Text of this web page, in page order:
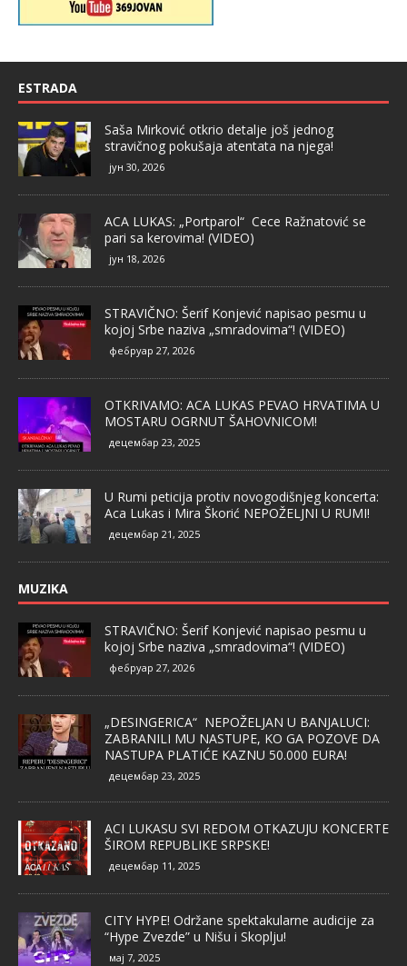
ESTRADA
Saša Mirković otkrio detalje još jednog
stravičnog pokušaja atentata na njega!
јун 30, 2026
ACA LUKAS: „Portparol“ Cece Ražnatović se
pari sa kerovima! (VIDEO)
јун 18, 2026
STRAVIČNO: Šerif Konjević napisao pesmu u
kojoj Srbe naziva „smradovima“! (VIDEO)
фебруар 27, 2026
OTKRIVAMO: ACA LUKAS PEVAO HRVATIMA U
MOSTARU OGRNUT ŠAHOVNICOM!
децембар 23, 2025
U Rumi peticija protiv novogodišnjeg koncerta:
Aca Lukas i Mira Škorić NEPOŽELJNI U RUMI!
децембар 21, 2025
MUZIKA
STRAVIČNO: Šerif Konjević napisao pesmu u
kojoj Srbe naziva „smradovima“! (VIDEO)
фебруар 27, 2026
„DESINGERICA“ NEPOŽELJAN U BANJALUCI:
ZABRANILI MU NASTUPE, KO GA POZOVE DA
NASTUPA PLATIĆE KAZNU 50.000 EURA!
децембар 23, 2025
ACI LUKASU SVI REDOM OTKAZUJU KONCERTE
ŠIROM REPUBLIKE SRPSKE!
децембар 11, 2025
CITY HYPE! Održane spektakularne audicije za
“Hype Zvezde” u Nišu i Skoplju!
мај 7, 2025